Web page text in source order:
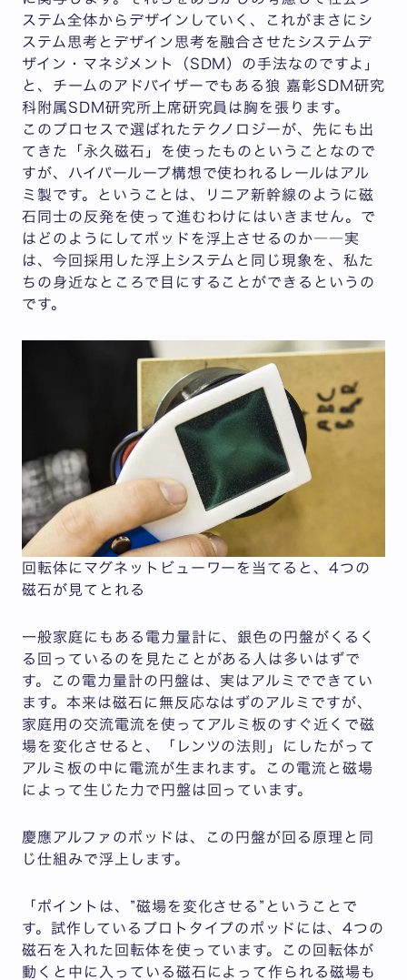
ステム全体からデザインしていく、これがまさにシ
ステム思考とデザイン思考を融合させたシステムデ
ザイン・マネジメント（SDM）の手法なのですよ」
と、チームのアドバイザーでもある狼 嘉彰SDM研究
科附属SDM研究所上席研究員は胸を張ります。
このプロセスで選ばれたテクノロジーが、先にも出
てきた「永久磁石」を使ったものということなので
すが、ハイパーループ構想で使われるレールはアル
ミ製です。ということは、リニア新幹線のように磁
石同士の反発を使って進むわけにはいきません。で
はどのようにしてポッドを浮上させるのか――実
は、今回採用した浮上システムと同じ現象を、私た
ちの身近なところで目にすることができるというの
です。
回転体にマグネットビューワーを当てると、4つの
磁石が見てとれる
一般家庭にもある電力量計に、銀色の円盤がくるく
る回っているのを見たことがある人は多いはずで
す。この電力量計の円盤は、実はアルミでできてい
ます。本来は磁石に無反応なはずのアルミですが、
家庭用の交流電流を使ってアルミ板のすぐ近くで磁
場を変化させると、「レンツの法則」にしたがって
アルミ板の中に電流が生まれます。この電流と磁場
によって生じた力で円盤は回っています。
慶應アルファのポッドは、この円盤が回る原理と同
じ仕組みで浮上します。
「ポイントは、”磁場を変化させる”ということで
す。試作しているプロトタイプのポッドには、4つの
磁石を入れた回転体を使っています。この回転体が
動くと中に入っている磁石によって作られる磁場も